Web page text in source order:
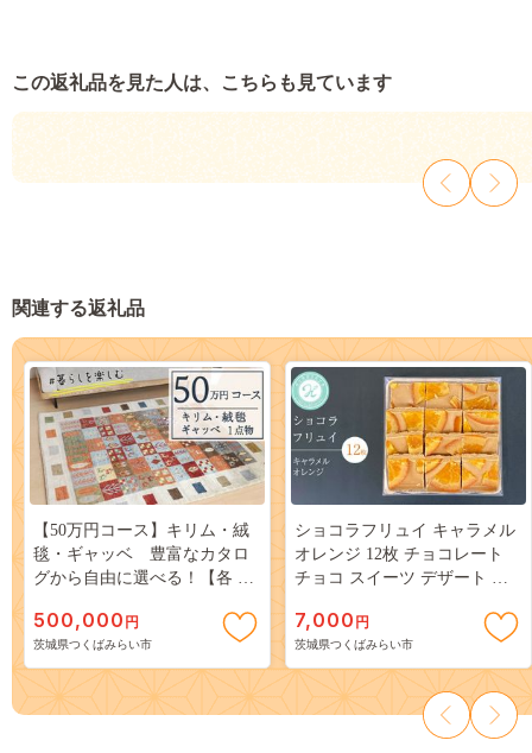
この返礼品を見た人は、こちらも見ています
関連する返礼品
【50万円コース】キリム・絨
毯・ギャッベ 豊富なカタロ
グから自由に選べる！【各 限
ラグ 手織り 最高級 天然 玄関
じゅうたん [BP242-NT]
500,000 円
茨城県つくばみらい市
ショコラフリュイ キャラメル
オレンジ 12枚 チョコレート
チョコ スイーツ デザート 高
ント 手土産 お菓子 [DJ58-NT]
7,000 円
茨城県つくばみらい市